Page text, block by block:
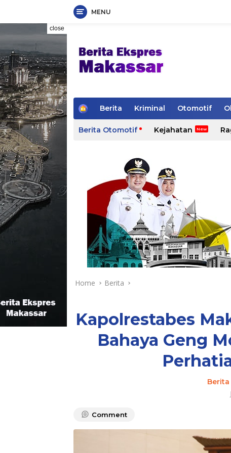
content
MENU
close
H
m
e
Berita Kriminal Otomotif
Berita Otomotif Kejahatan
Home Berita
Kapolrestabes
Bahaya Geng
Berita
Comment